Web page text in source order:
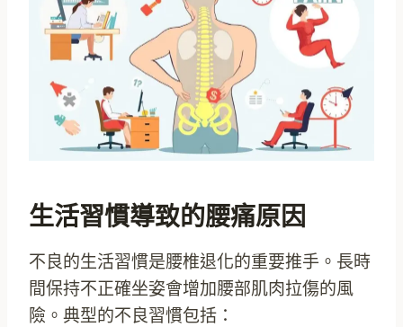
生活習慣導致的腰痛原因
不良的生活習慣是腰椎退化的重要推手。長時
間保持不正確坐姿會增加腰部肌肉拉傷的風
險。典型的不良習慣包括：